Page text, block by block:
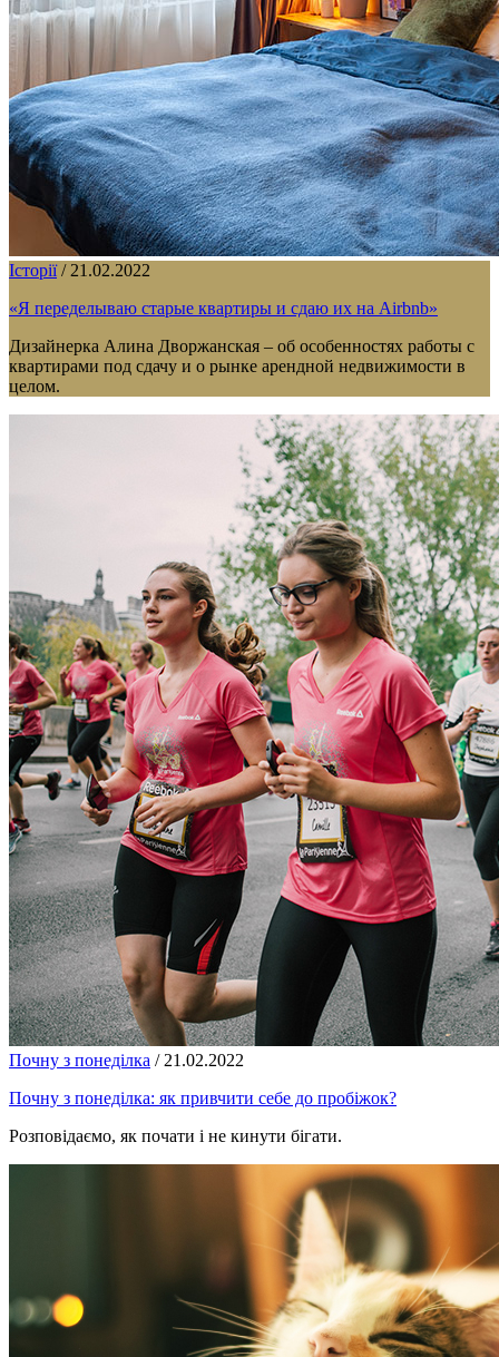
Історії / 21.02.2022
«Я переделываю старые квартиры и сдаю их на Airbnb»
Дизайнерка Алина Дворжанская – об особенностях работы с
квартирами под сдачу и о рынке арендной недвижимости в
целом.
Почну з понеділка / 21.02.2022
Почну з понеділка: як привчити себе до пробіжок?
Розповідаємо, як почати і не кинути бігати.